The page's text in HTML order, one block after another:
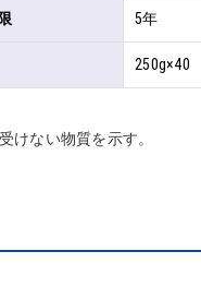
5年
250g×40
けない物質を示す。